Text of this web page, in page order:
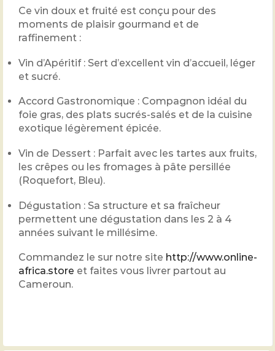
Ce vin doux et fruité est conçu pour des
moments de plaisir gourmand et de
raffinement :
Vin d’Apéritif : Sert d’excellent vin d’accueil, léger
et sucré.
Accord Gastronomique : Compagnon idéal du
foie gras, des plats sucrés-salés et de la cuisine
exotique légèrement épicée.
Vin de Dessert : Parfait avec les tartes aux fruits,
les crêpes ou les fromages à pâte persillée
(Roquefort, Bleu).
Dégustation : Sa structure et sa fraîcheur
permettent une dégustation dans les 2 à 4
années suivant le millésime.
Commandez le sur notre site http://www.online-
africa.store et faites vous livrer partout au
Cameroun.